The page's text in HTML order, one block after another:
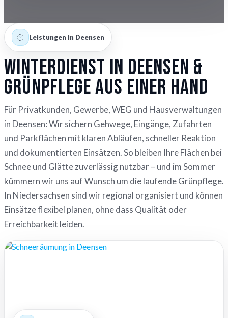
Leistungen in Deensen
Winterdienst in Deensen &
Grünpflege aus einer Hand
Für Privatkunden, Gewerbe, WEG und Hausverwaltungen
in Deensen: Wir sichern Gehwege, Eingänge, Zufahrten
und Parkflächen mit klaren Abläufen, schneller Reaktion
und dokumentierten Einsätzen. So bleiben Ihre Flächen bei
Schnee und Glätte zuverlässig nutzbar – und im Sommer
kümmern wir uns auf Wunsch um die laufende Grünpflege.
In Niedersachsen sind wir regional organisiert und können
Einsätze flexibel planen, ohne dass Qualität oder
Erreichbarkeit leiden.